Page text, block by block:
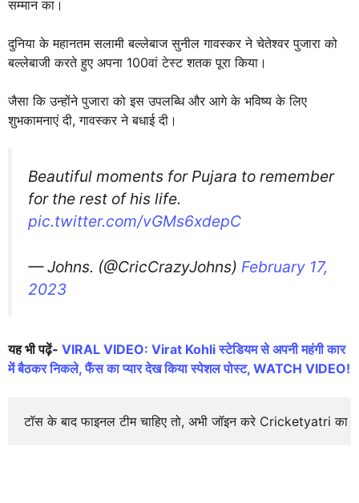
सम्मान का।
दुनिया के महानतम सलामी बल्लेबाज सुनील गावस्कर ने चेतेश्वर पुजारा को
बल्लेबाजी करते हुए अपना 100वां टेस्ट शतक पूरा किया।
जैसा कि उन्होंने पुजारा को इस उपलब्धि और आगे के भविष्य के लिए
शुभकामनाएं दी, गावस्कर ने बधाई दी।
Beautiful moments for Pujara to remember
for the rest of his life.
pic.twitter.com/vGMs6xdepC
— Johns. (@CricCrazyJohns) February 17,
2023
यह भी पढ़ें- VIRAL VIDEO: Virat Kohli स्‍टेडियम से अपनी महंगी कार
में बैठकर निकले, फैंस का प्‍यार देख किया स्‍पेशल पोस्‍ट, WATCH VIDEO!
टॉस के बाद फाइनल टीम चाहिए तो, अभी जॉइन करे Cricketyatri